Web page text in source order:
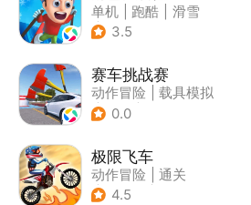
单机 跑酷
滑雪
| 游道易
3.5
赛车挑战赛
动作冒险
载具模拟
| 汽车
0.0
极限飞车
动作冒险
通关
| 摩托车
4.5